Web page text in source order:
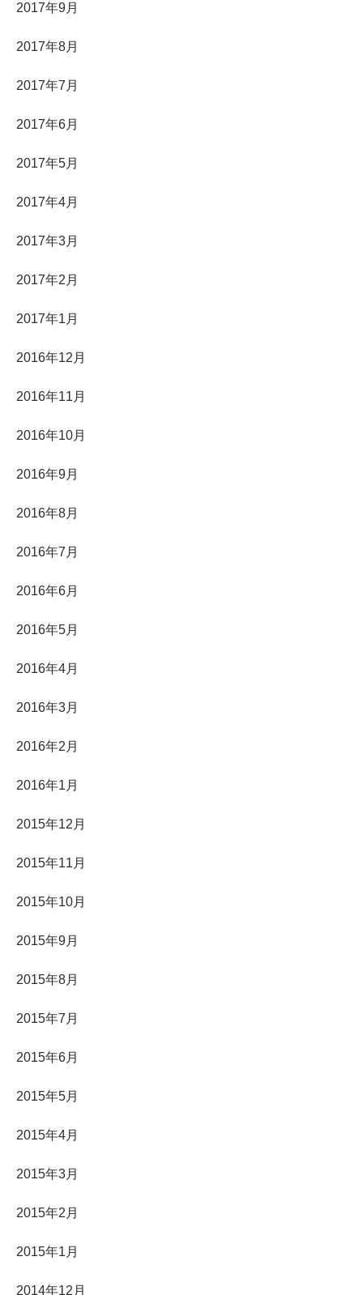
2017年9月
2017年8月
2017年7月
2017年6月
2017年5月
2017年4月
2017年3月
2017年2月
2017年1月
2016年12月
2016年11月
2016年10月
2016年9月
2016年8月
2016年7月
2016年6月
2016年5月
2016年4月
2016年3月
2016年2月
2016年1月
2015年12月
2015年11月
2015年10月
2015年9月
2015年8月
2015年7月
2015年6月
2015年5月
2015年4月
2015年3月
2015年2月
2015年1月
2014年12月